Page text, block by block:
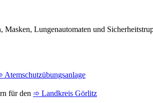
Lungenautomaten und
Atemschutzübungsanlage
für den ➾ Landkreis Görlitz